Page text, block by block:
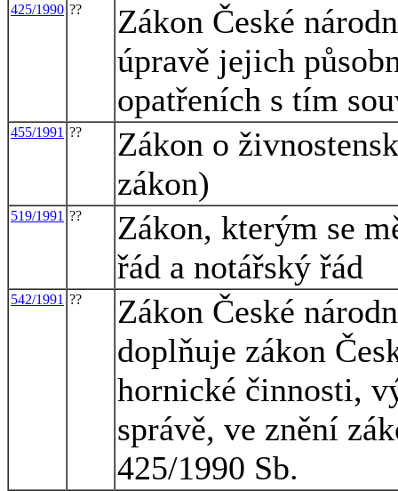
425/1990 ??
Zákon České
úpravě jejich
opatřeních s tím
455/1991 ??
Zákon o
zákon)
519/1991 ??
Zákon, kterým se
řád a notářský řád
542/1991 ??
Zákon České
doplňuje zákon
hornické činnosti,
správě, ve znění
425/1990 Sb.